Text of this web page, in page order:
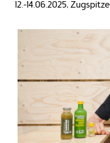
12.-14.06.2025, Zugspitze